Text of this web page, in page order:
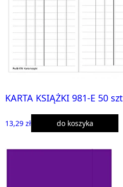
KARTA KSIĄŻKI 981-E 50 szt
13,29 zł do koszyka